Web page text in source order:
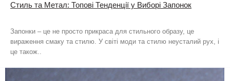
Стиль та Метал: Топові Тенденції у Виборі Запонок
Запонки – це не просто прикраса для стильного образу, це
вираження смаку та стилю. У світі моди та стилю неусталий рух, і
це також..